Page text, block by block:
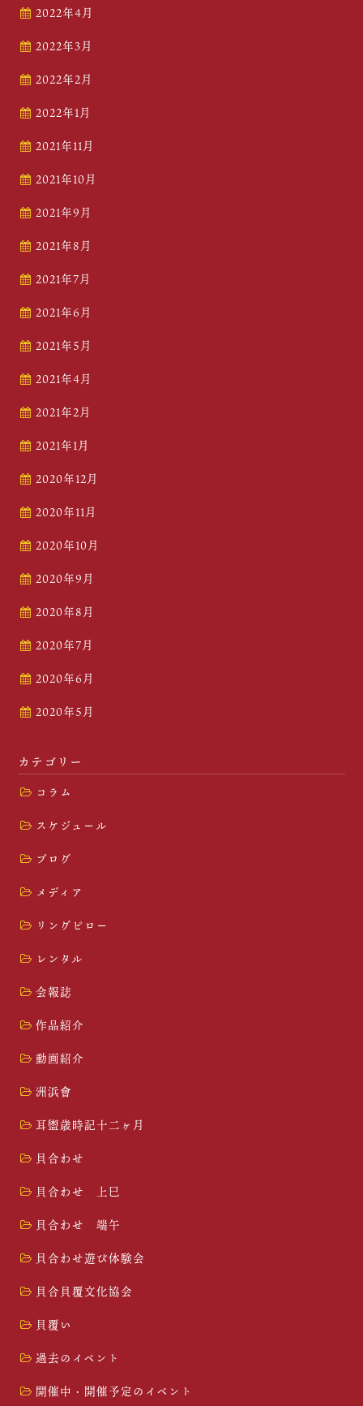
2022年4月
2022年3月
2022年2月
2022年1月
2021年11月
2021年10月
2021年9月
2021年8月
2021年7月
2021年6月
2021年5月
2021年4月
2021年2月
2021年1月
2020年12月
2020年11月
2020年10月
2020年9月
2020年8月
2020年7月
2020年6月
2020年5月
カテゴリー
コラム
スケジュール
ブログ
メディア
リングピロー
レンタル
会報誌
作品紹介
動画紹介
洲浜會
耳盥歳時記十二ヶ月
貝合わせ
貝合わせ 上巳
貝合わせ 端午
貝合わせ遊び体験会
貝合貝覆文化協会
貝覆い
過去のイベント
開催中・開催予定のイベント